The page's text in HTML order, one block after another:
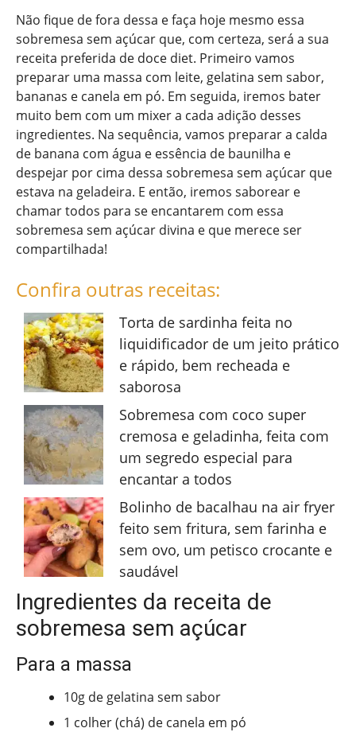
Não fique de fora dessa e faça hoje mesmo essa
sobremesa sem açúcar que, com certeza, será a sua
receita preferida de doce diet. Primeiro vamos
preparar uma massa com leite, gelatina sem sabor,
bananas e canela em pó. Em seguida, iremos bater
muito bem com um mixer a cada adição desses
ingredientes. Na sequência, vamos preparar a calda
de banana com água e essência de baunilha e
despejar por cima dessa sobremesa sem açúcar que
estava na geladeira. E então, iremos saborear e
chamar todos para se encantarem com essa
sobremesa sem açúcar divina e que merece ser
compartilhada!
Confira outras receitas:
Torta de sardinha feita no
liquidificador de um jeito prático
e rápido, bem recheada e
saborosa
Sobremesa com coco super
cremosa e geladinha, feita com
um segredo especial para
encantar a todos
Bolinho de bacalhau na air fryer
feito sem fritura, sem farinha e
sem ovo, um petisco crocante e
saudável
Ingredientes da receita de
sobremesa sem açúcar
Para a massa
10g de gelatina sem sabor
1 colher (chá) de canela em pó